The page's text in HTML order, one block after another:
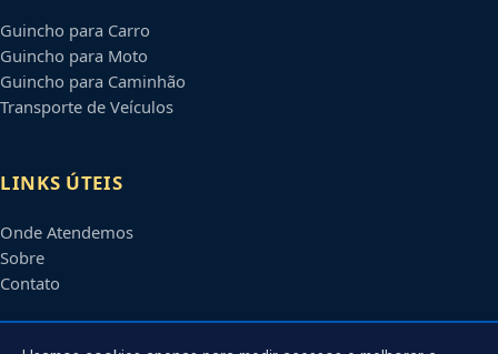
Guincho para Carro
Guincho para Moto
Guincho para Caminhão
Transporte de Veículos
LINKS ÚTEIS
Onde Atendemos
Sobre
Contato